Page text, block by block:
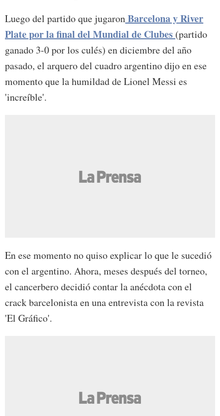
Luego del partido que jugaronBarcelona y River
Plate por la final del Mundial de Clubes (partido
ganado 3-0 por los culés) en diciembre del año
pasado, el arquero del cuadro argentino dijo en ese
momento que la humildad de Lionel Messi es
'increíble'.
En ese momento no quiso explicar lo que le sucedió
con el argentino. Ahora, meses después del torneo,
el cancerbero decidió contar la anécdota con el
crack barcelonista en una entrevista con la revista
'El Gráfico'.